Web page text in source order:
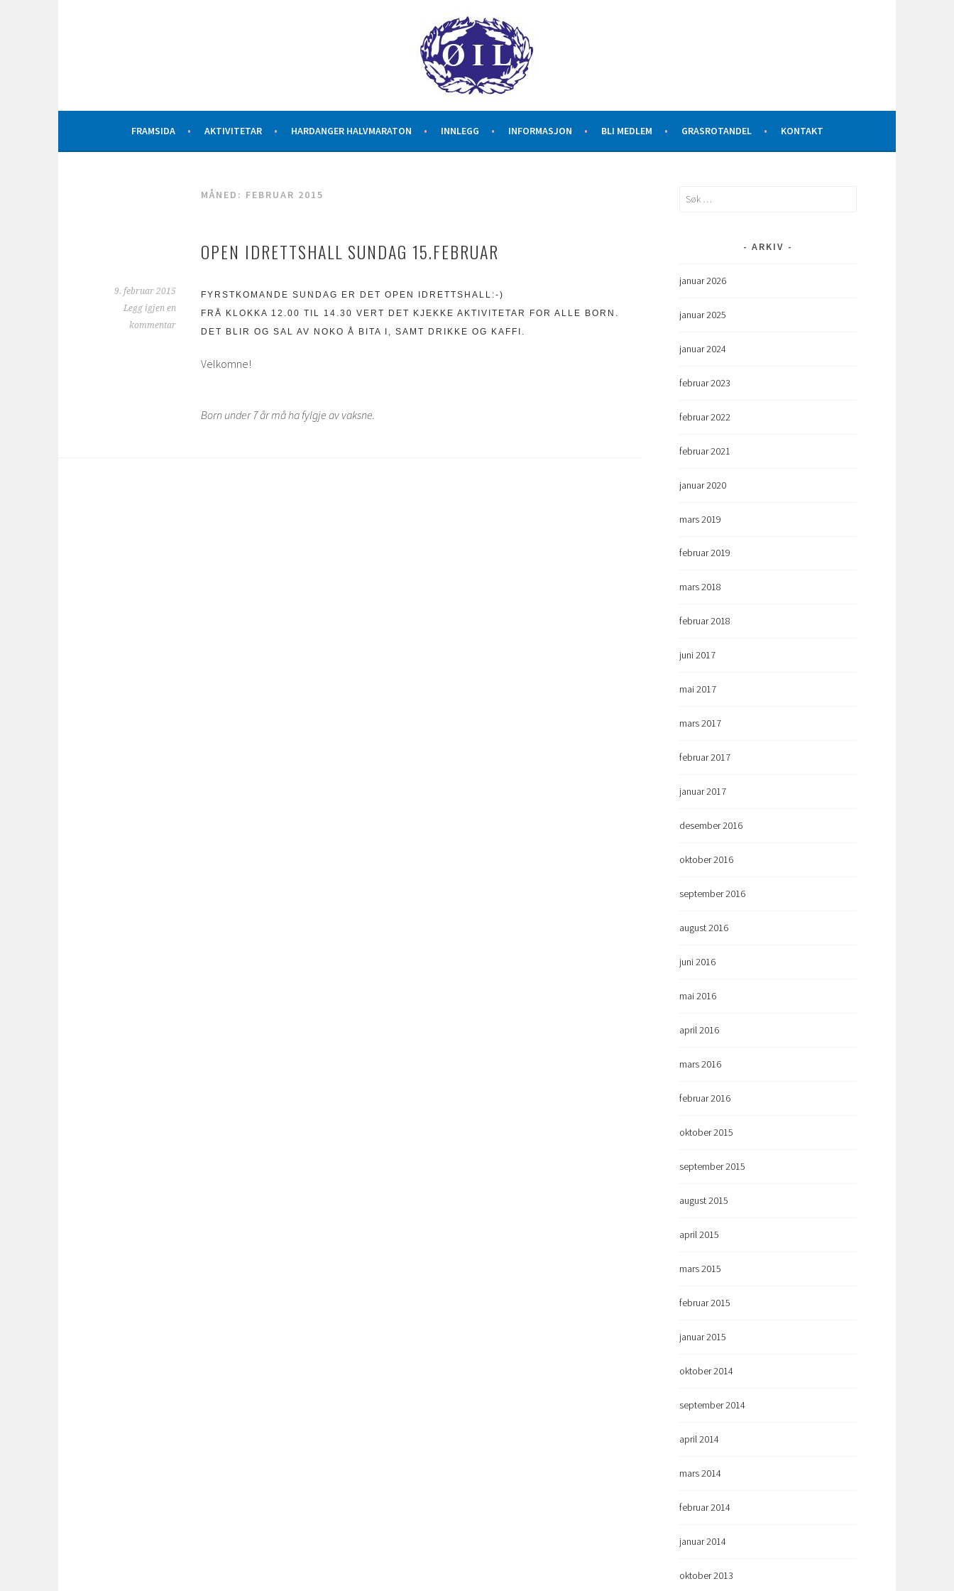
FRAMSIDA AKTIVITETAR HARDANGER HALVMARATON INNLEGG INFORMASJON BLI MEDLEM GRASROTANDEL KONTAKT
MÅNED: FEBRUAR 2015
OPEN IDRETTSHALL SUNDAG 15.FEBRUAR
9. februar 2015
Legg igjen en
kommentar
FYRSTKOMANDE SUNDAG ER DET OPEN IDRETTSHALL:-)
FRÅ KLOKKA 12.00 TIL 14.30 VERT DET KJEKKE AKTIVITETAR FOR ALLE BORN.
DET BLIR OG SAL AV NOKO Å BITA I, SAMT DRIKKE OG KAFFI.
Velkomne!
Born under 7 år må ha fylgje av vaksne.
Søk
ARKIV
januar 2026
januar 2025
januar 2024
februar 2023
februar 2022
februar 2021
januar 2020
mars 2019
februar 2019
mars 2018
februar 2018
juni 2017
mai 2017
mars 2017
februar 2017
januar 2017
desember 2016
oktober 2016
september 2016
august 2016
juni 2016
mai 2016
april 2016
mars 2016
februar 2016
oktober 2015
september 2015
august 2015
april 2015
mars 2015
februar 2015
januar 2015
oktober 2014
september 2014
april 2014
mars 2014
februar 2014
januar 2014
oktober 2013